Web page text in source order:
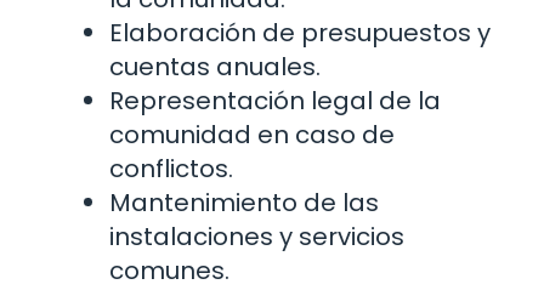
Elaboración de presupuestos y
cuentas anuales.
Representación legal de la
comunidad en caso de
conflictos.
Mantenimiento de las
instalaciones y servicios
comunes.